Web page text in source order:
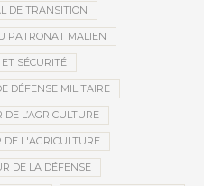
DE TRANSITION
PATRONAT MALIEN
SÉCURITÉ
DÉFENSE MILITAIRE
L’AGRICULTURE
DE L'AGRICULTURE
DE LA DÉFENSE